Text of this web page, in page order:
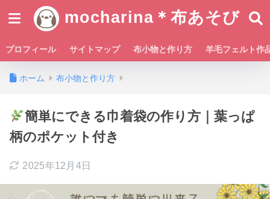
mocharina＊布あそび
プロフィール サイトマップ 布小物と作り方 羊毛フェルト作
ホーム 布小物と作り方
簡単にできる巾着袋の作り方｜葉っぱ
柄のポケット付き
2025年12月4日